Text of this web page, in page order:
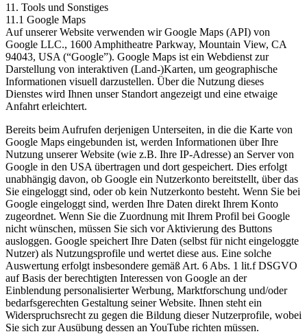
11. Tools und Sonstiges
11.1 Google Maps
Auf unserer Website verwenden wir Google Maps (API) von
Google LLC., 1600 Amphitheatre Parkway, Mountain View, CA
94043, USA (“Google”). Google Maps ist ein Webdienst zur
Darstellung von interaktiven (Land-)Karten, um geographische
Informationen visuell darzustellen. Über die Nutzung dieses
Dienstes wird Ihnen unser Standort angezeigt und eine etwaige
Anfahrt erleichtert.
Bereits beim Aufrufen derjenigen Unterseiten, in die die Karte von
Google Maps eingebunden ist, werden Informationen über Ihre
Nutzung unserer Website (wie z.B. Ihre IP-Adresse) an Server von
Google in den USA übertragen und dort gespeichert. Dies erfolgt
unabhängig davon, ob Google ein Nutzerkonto bereitstellt, über das
Sie eingeloggt sind, oder ob kein Nutzerkonto besteht. Wenn Sie bei
Google eingeloggt sind, werden Ihre Daten direkt Ihrem Konto
zugeordnet. Wenn Sie die Zuordnung mit Ihrem Profil bei Google
nicht wünschen, müssen Sie sich vor Aktivierung des Buttons
ausloggen. Google speichert Ihre Daten (selbst für nicht eingeloggte
Nutzer) als Nutzungsprofile und wertet diese aus. Eine solche
Auswertung erfolgt insbesondere gemäß Art. 6 Abs. 1 lit.f DSGVO
auf Basis der berechtigten Interessen von Google an der
Einblendung personalisierter Werbung, Marktforschung und/oder
bedarfsgerechten Gestaltung seiner Website. Ihnen steht ein
Widerspruchsrecht zu gegen die Bildung dieser Nutzerprofile, wobei
Sie sich zur Ausübung dessen an YouTube richten müssen.